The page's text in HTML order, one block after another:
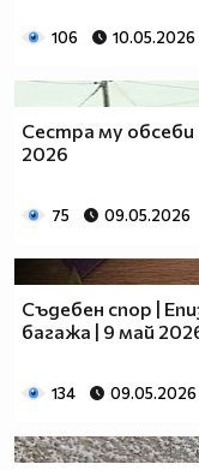
106 10.05.2026
Сестра му
2026
75 09.05.2026
Съдебен спор |
багажа | 9 май
134 09.05.2026